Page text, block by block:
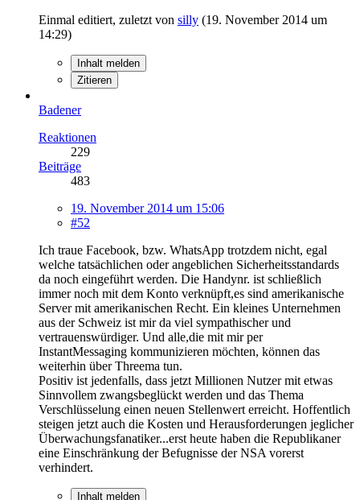
Einmal editiert, zuletzt von silly (19. November 2014 um
14:29)
Inhalt melden
Zitieren
Badener
Reaktionen
229
Beiträge
483
19. November 2014 um 15:06
#52
Ich traue Facebook, bzw. WhatsApp trotzdem nicht, egal
welche tatsächlichen oder angeblichen Sicherheitsstandards
da noch eingeführt werden. Die Handynr. ist schließlich
immer noch mit dem Konto verknüpft,es sind amerikanische
Server mit amerikanischen Recht. Ein kleines Unternehmen
aus der Schweiz ist mir da viel sympathischer und
vertrauenswürdiger. Und alle,die mit mir per
InstantMessaging kommunizieren möchten, können das
weiterhin über Threema tun.
Positiv ist jedenfalls, dass jetzt Millionen Nutzer mit etwas
Sinnvollem zwangsbeglückt werden und das Thema
Verschlüsselung einen neuen Stellenwert erreicht. Hoffentlich
steigen jetzt auch die Kosten und Herausforderungen jeglicher
Überwachungsfanatiker...erst heute haben die Republikaner
eine Einschränkung der Befugnisse der NSA vorerst
verhindert.
Inhalt melden